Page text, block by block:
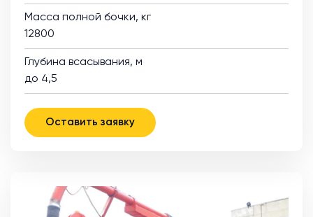
Масса полной бочки, кг
12800
Глубина всасывания, м
до 4,5
Оставить заявку